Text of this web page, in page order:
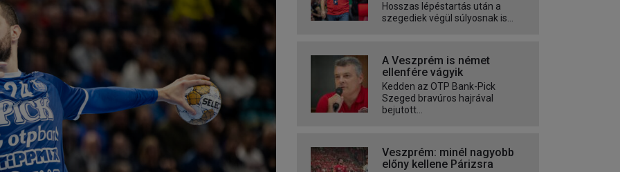
Hosszas lépéstartás után a
szegediek végül súlyosnak is...
A Veszprém is német
ellenfére vágyik
Kedden az OTP Bank-Pick
Szeged bravúros hajrával
bejutott...
Veszprém: minél nagyobb
előny kellene Párizsra